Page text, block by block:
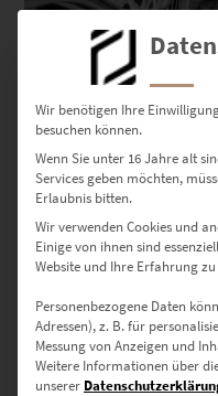
EZ00044 Tower
Wir benötigen Ihre
besuchen können.
Wenn Sie unter 16 Jahre alt
Services geben möchten,
Erlaubnis bitten.
Wir verwenden Cookies und
Einige von ihnen sind
Website und Ihre Erfahrung
Personenbezogene Daten
Adressen), z. B. für
Messung von Anzeigen und
Weitere Informationen über
unserer